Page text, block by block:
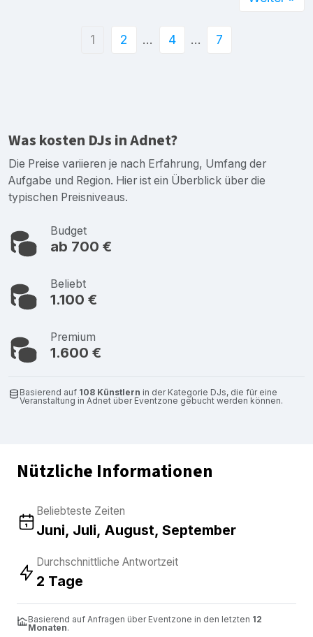
1 2 … 4 … 7
Was kosten DJs in Adnet?
Die Preise variieren je nach Erfahrung, Umfang der
Aufgabe und Region. Hier ist ein Überblick über die
typischen Preisniveaus.
Budget
ab 700 €
Beliebt
1.100 €
Premium
1.600 €
Basierend auf 108 Künstlern in der Kategorie DJs, die für eine
Veranstaltung in Adnet über Eventzone gebucht werden können.
Nützliche Informationen
Beliebteste Zeiten
Juni, Juli, August, September
Durchschnittliche Antwortzeit
2 Tage
Basierend auf Anfragen über Eventzone in den letzten 12
Monaten.